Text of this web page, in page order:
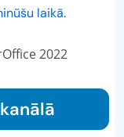
laikā.
2022